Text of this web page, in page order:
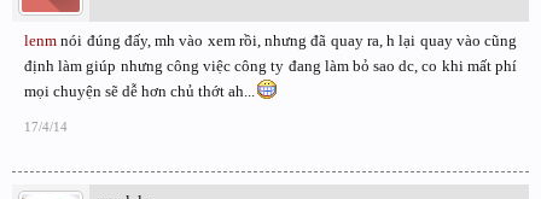
lenm nói đúng đấy, mh vào xem rồi, nhưng đã quay ra, h lại quay vào cũng
định làm giúp nhưng công việc công ty đang làm bỏ sao dc, co khi mất phí
mọi chuyện sẽ dễ hơn chủ thớt ah...
17/4/14